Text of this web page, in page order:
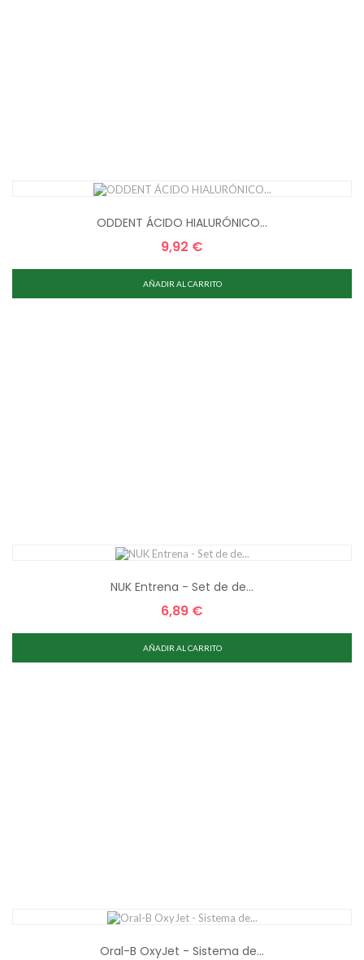
ODDENT ÁCIDO HIALURÓNICO...
Precio
9,92 €
AÑADIR AL CARRITO
NUK Entrena - Set de de...
Precio
6,89 €
AÑADIR AL CARRITO
Oral-B OxyJet - Sistema de...